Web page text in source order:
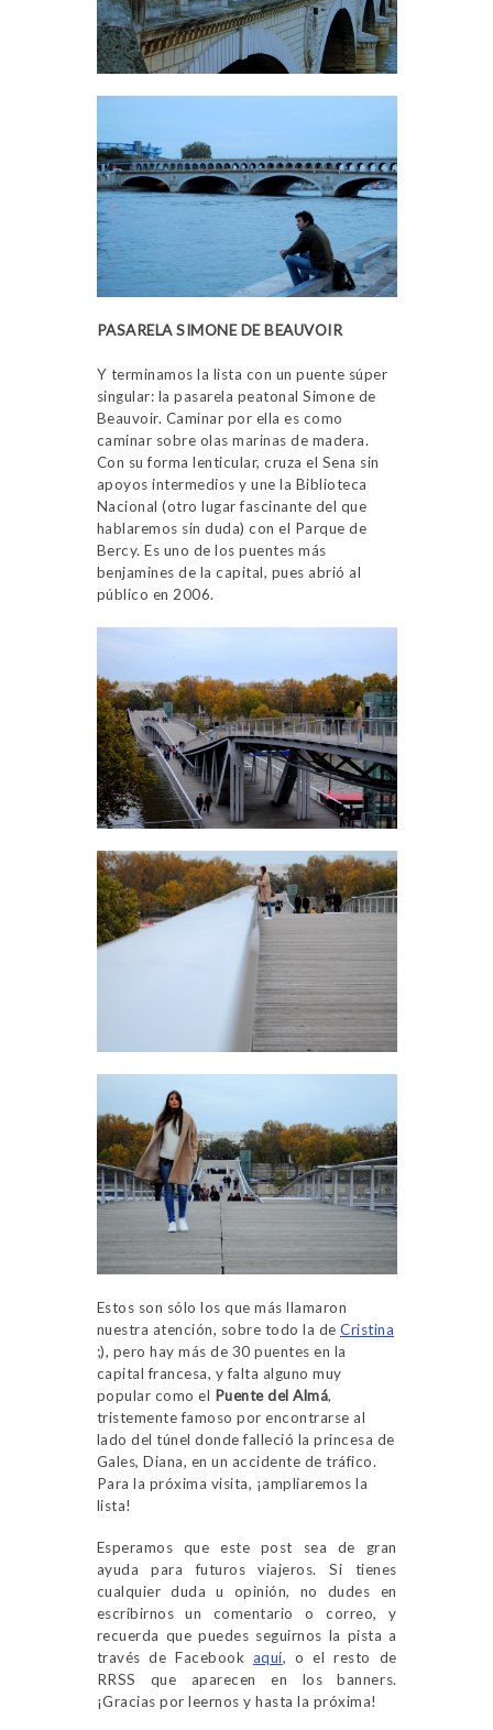
PASARELA SIMONE DE BEAUVOIR
Y terminamos la lista con un puente súper
singular: la pasarela peatonal Simone de
Beauvoir. Caminar por ella es como
caminar sobre olas marinas de madera.
Con su forma lenticular, cruza el Sena sin
apoyos intermedios y une la Biblioteca
Nacional (otro lugar fascinante del que
hablaremos sin duda) con el Parque de
Bercy. Es uno de los puentes más
benjamines de la capital, pues abrió al
público en 2006.
Estos son sólo los que más llamaron
nuestra atención, sobre todo la de Cristina
;), pero hay más de 30 puentes en la
capital francesa, y falta alguno muy
popular como el Puente del Almá,
tristemente famoso por encontrarse al
lado del túnel donde falleció la princesa de
Gales, Diana, en un accidente de tráfico.
Para la próxima visita, ¡ampliaremos la
lista!
Esperamos que este post sea de gran
ayuda para futuros viajeros. Si tienes
cualquier duda u opinión, no dudes en
escribirnos un comentario o correo, y
recuerda que puedes seguirnos la pista a
través de Facebook aquí, o el resto de
RRSS que aparecen en los banners.
¡Gracias por leernos y hasta la próxima!